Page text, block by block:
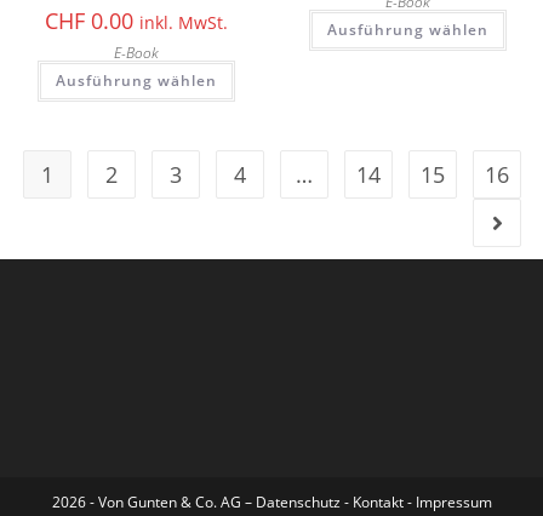
CHF0.00 inkl. MwSt.
E-Book
Ausführung wählen
Ausführung wählen
1 2 3 4 … 14 15 16
2026 - Von Gunten & Co. AG – Datenschutz- Kontakt- Impressum